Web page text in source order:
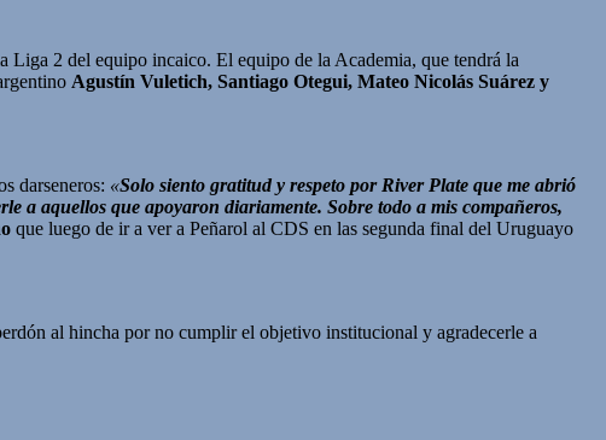
Liga 2 del equipo incaico. El equipo de la Academia, que tendrá la
Agustín Vuletich, Santiago Otegui, Mateo Nicolás Suárez y
darseneros: «Solo siento gratitud y respeto por River Plate que me abrió
a aquellos que apoyaron diariamente. Sobre todo a mis compañeros,
que luego de ir a ver a Peñarol al CDS en las segunda final del Uruguayo
al hincha por no cumplir el objetivo institucional y agradecerle a